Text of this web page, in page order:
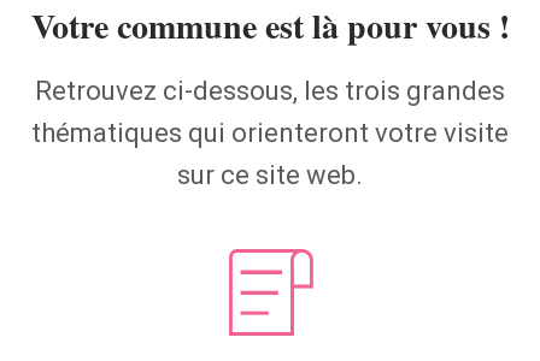
Votre commune est là pour vous !
Retrouvez ci-dessous, les trois grandes
thématiques qui orienteront votre visite
sur ce site web.